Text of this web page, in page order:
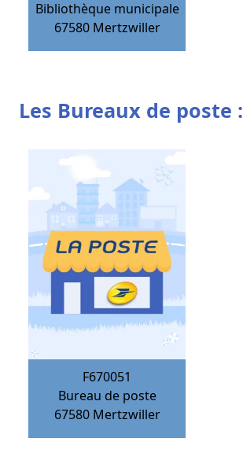
Bibliothèque municipale
67580 Mertzwiller
Les Bureaux de poste :
F670051
Bureau de poste
67580 Mertzwiller